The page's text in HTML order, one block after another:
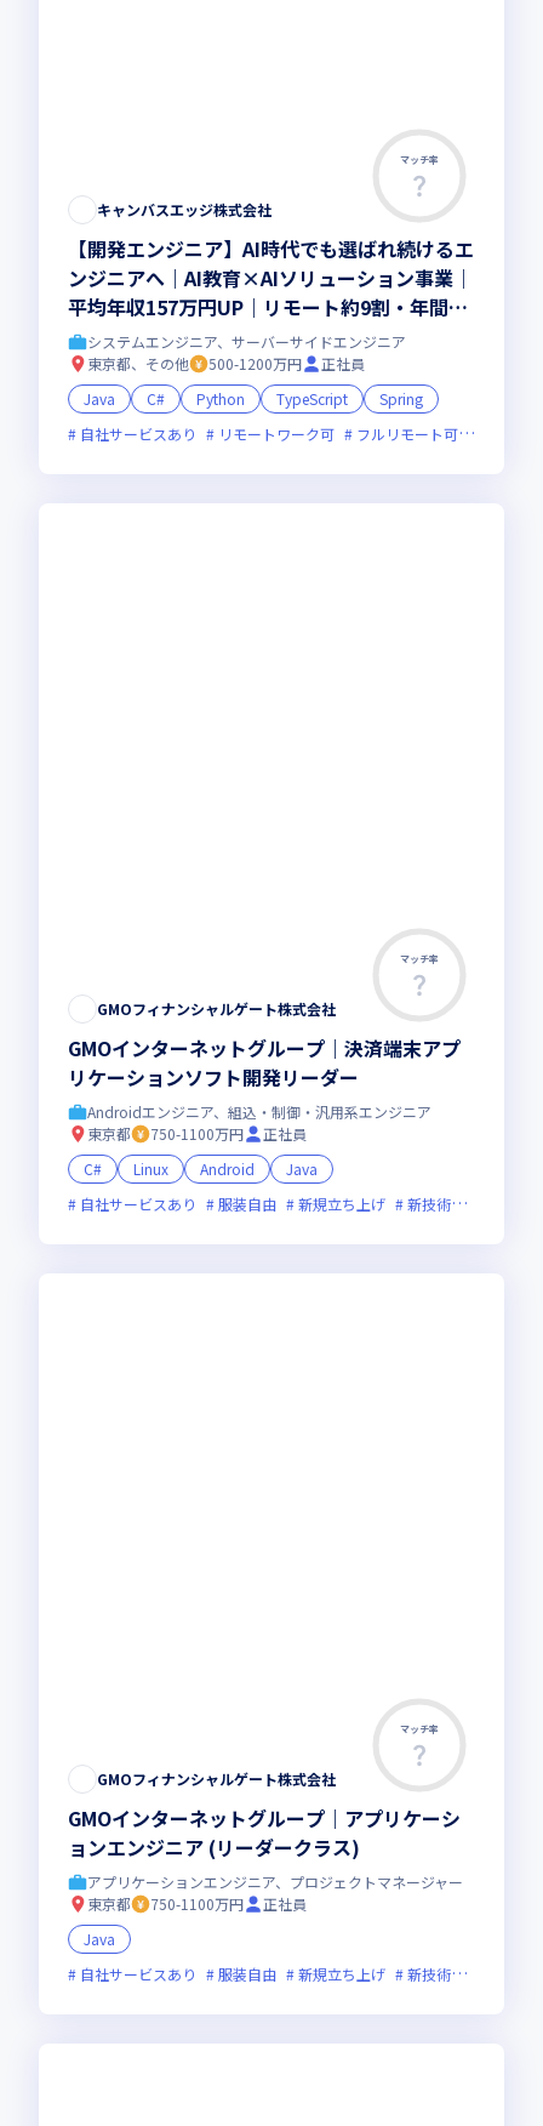
マッチ率
キャンバスエッジ株式会社
【開発エンジニア】AI時代でも選ばれ続けるエ
ンジニアへ｜AI教育×AIソリューション事業｜
平均年収157万円UP｜リモート約9割・年間休
日取得実績142日以上
システムエンジニア、サーバーサイドエンジニア
東京都、その他
500-1200万円
正社員
Java
C# Python TypeScript
Spring
自社サービスあり
リモートワーク可 フルリモート可
マッチ率
GMOフィナンシャルゲート株式会社
GMOインターネットグループ｜決済端末アプ
リケーションソフト開発リーダー
Androidエンジニア、組込・制御・汎用系エンジニア
東京都
750-1100万円
正社員
C#
Linux Android
Java
自社サービスあり
服装自由 新規立ち上げ 新技術に積極的
マッチ率
GMOフィナンシャルゲート株式会社
GMOインターネットグループ｜アプリケーシ
ョンエンジニア (リーダークラス)
アプリケーションエンジニア、プロジェクトマネージャー
東京都
750-1100万円
正社員
Java
自社サービスあり
服装自由 新規立ち上げ 新技術に積極的